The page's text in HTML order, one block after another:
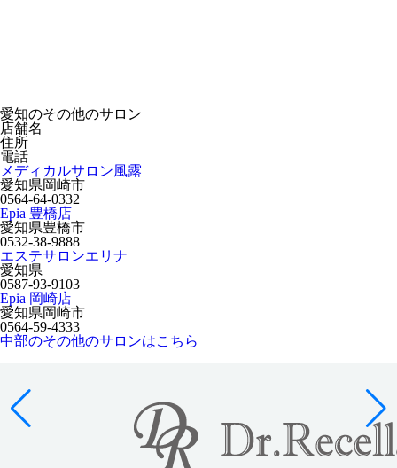
愛知のその他のサロン
店舗名
住所
電話
メディカルサロン風露
愛知県岡崎市
0564-64-0332
Epia 豊橋店
愛知県豊橋市
0532-38-9888
エステサロンエリナ
愛知県
0587-93-9103
Epia 岡崎店
愛知県岡崎市
0564-59-4333
中部のその他のサロンはこちら